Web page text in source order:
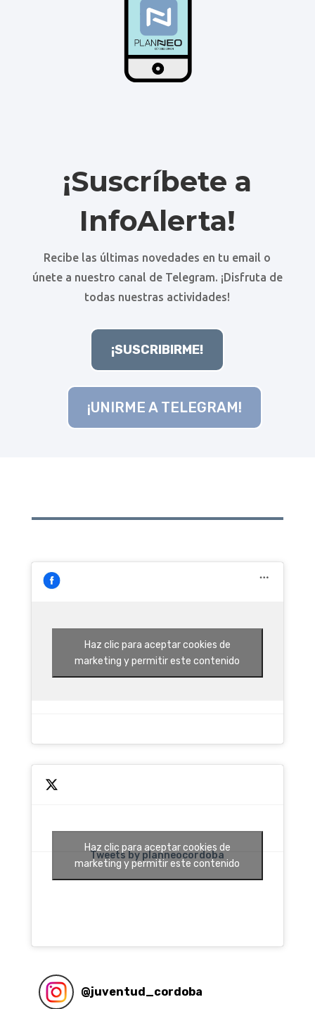
¡Suscríbete a
InfoAlerta!
Recibe las últimas novedades en tu email o
únete a nuestro canal de Telegram. ¡Disfruta de
todas nuestras actividades!
¡SUSCRIBIRME!
¡UNIRME A TELEGRAM!
Haz clic para aceptar cookies de
marketing y permitir este contenido
Tweets by planneocordoba
Haz clic para aceptar cookies de
marketing y permitir este contenido
@juventud_cordoba